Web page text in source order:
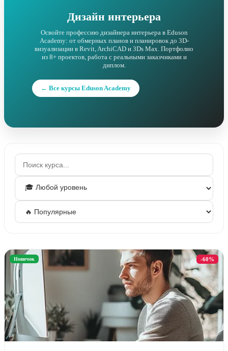
Дизайн интерьера
Освойте профессию дизайнера интерьера в Eduson
Academy: от обмерных планов и планировок до 3D-
визуализации в Revit, ArchiCAD и 3Ds Max. Портфолио
из 8+ проектов, работа с реальными заказчиками и
диплом.
← Все курсы Eduson Academy
-60%
Новичок